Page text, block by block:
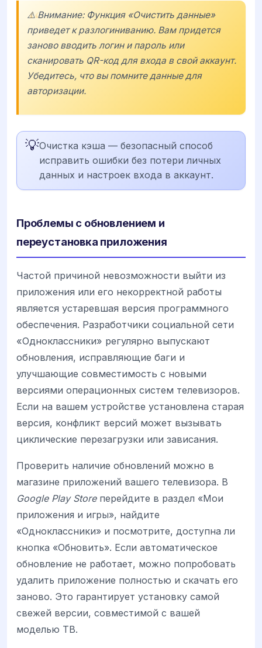
⚠️ Внимание: Функция «Очистить данные»
приведет к разлогиниванию. Вам придется
заново вводить логин и пароль или
сканировать QR-код для входа в свой аккаунт.
Убедитесь, что вы помните данные для
авторизации.
💡Очистка кэша — безопасный способ
исправить ошибки без потери личных
данных и настроек входа в аккаунт.
Проблемы с обновлением и
переустановка приложения
Частой причиной невозможности выйти из
приложения или его некорректной работы
является устаревшая версия программного
обеспечения. Разработчики социальной сети
«Одноклассники» регулярно выпускают
обновления, исправляющие баги и
улучшающие совместимость с новыми
версиями операционных систем телевизоров.
Если на вашем устройстве установлена старая
версия, конфликт версий может вызывать
циклические перезагрузки или зависания.
Проверить наличие обновлений можно в
магазине приложений вашего телевизора. В
Google Play Storeперейдите в раздел «Мои
приложения и игры», найдите
«Одноклассники» и посмотрите, доступна ли
кнопка «Обновить». Если автоматическое
обновление не работает, можно попробовать
удалить приложение полностью и скачать его
заново. Это гарантирует установку самой
свежей версии, совместимой с вашей
моделью ТВ.